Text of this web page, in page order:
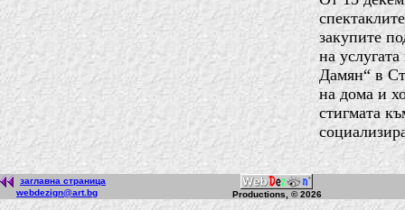
закупите
на
Дамян“ в
на дома и
стигмата
заглавна страница
webdezign@art.bg
Productions, © 2026